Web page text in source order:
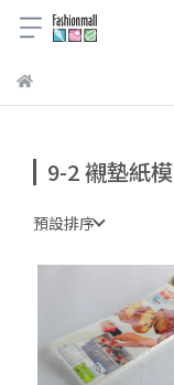
9-2 襯墊紙模
預設排序